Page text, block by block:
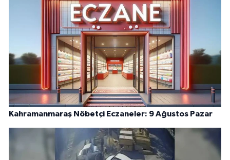
Kahramanmaraş Nöbetçi Eczaneler: 9 Ağustos Pazar